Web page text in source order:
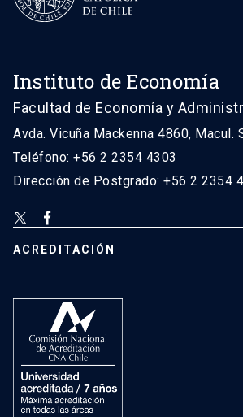
Instituto de Economía
Facultad de Economía y
Avda. Vicuña Mackenna 4860, Macul.
Teléfono: +56 2 2354 4303
Dirección de Postgrado: +56 2 2354
ACREDITACIÓN